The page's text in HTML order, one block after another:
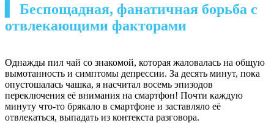
▍ Беспощадная, фанатичная борьба с
отвлекающими факторами
Однажды пил чай со знакомой, которая жаловалась на общую
вымотанность и симптомы депрессии. За десять минут, пока
опустошалась чашка, я насчитал восемь эпизодов
переключения её внимания на смартфон! Почти каждую
минуту что-то брякало в смартфоне и заставляло её
отвлекаться, выпадать из контекста разговора.